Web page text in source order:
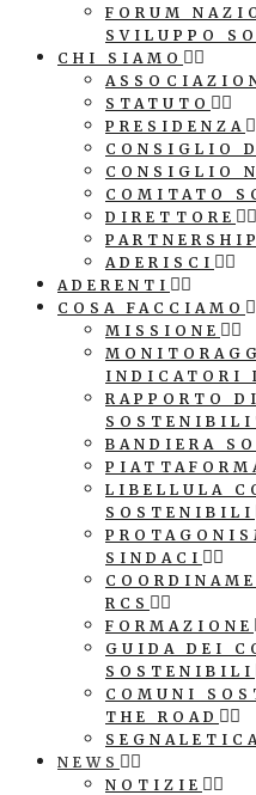
FORUM
SVILUPPO
CHI SIAMO
STATUTO
PRESIDENZA
CONSIGLIO
CONSIGLIO
COMITATO
DIRETTORE
PARTNERSHIP
ADERISCI
ADERENTI
COSA FACCIAMO
MISSIONE
INDICATORI
RAPPORTO DI
BANDIERA
LIBELLULA
SOSTENIBILI
SINDACI
RCS
FORMAZIONE
GUIDA DEI
SOSTENIBILI
COMUNI
THE ROAD
NEWS
NOTIZIE